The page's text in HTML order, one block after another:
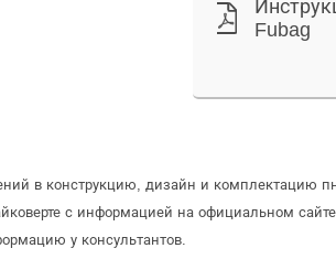
Fubag
в конструкцию, дизайн и комплектацию
с информацией на официальном
у консультантов.